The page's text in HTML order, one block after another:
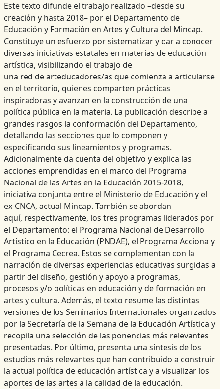
Este texto difunde el trabajo realizado –desde su
creación y hasta 2018– por el Departamento de
Educación y Formación en Artes y Cultura del Mincap.
Constituye un esfuerzo por sistematizar y dar a conocer
diversas iniciativas estatales en materias de educación
artística, visibilizando el trabajo de
una red de arteducadores/as que comienza a articularse
en el territorio, quienes comparten prácticas
inspiradoras y avanzan en la construcción de una
política pública en la materia. La publicación describe a
grandes rasgos la conformación del Departamento,
detallando las secciones que lo componen y
especificando sus lineamientos y programas.
Adicionalmente da cuenta del objetivo y explica las
acciones emprendidas en el marco del Programa
Nacional de las Artes en la Educación 2015-2018,
iniciativa conjunta entre el Ministerio de Educación y el
ex-CNCA, actual Mincap. También se abordan
aquí, respectivamente, los tres programas liderados por
el Departamento: el Programa Nacional de Desarrollo
Artístico en la Educación (PNDAE), el Programa Acciona y
el Programa Cecrea. Estos se complementan con la
narración de diversas experiencias educativas surgidas a
partir del diseño, gestión y apoyo a programas,
procesos y/o políticas en educación y de formación en
artes y cultura. Además, el texto resume las distintas
versiones de los Seminarios Internacionales organizados
por la Secretaría de la Semana de la Educación Artística y
recopila una selección de las ponencias más relevantes
presentadas. Por último, presenta una síntesis de los
estudios más relevantes que han contribuido a construir
la actual política de educación artística y a visualizar los
aportes de las artes a la calidad de la educación.